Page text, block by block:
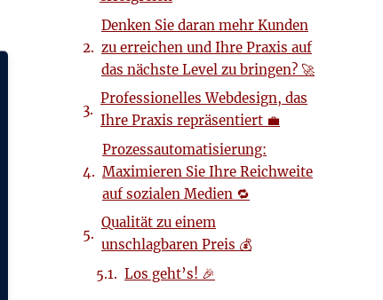
Denken Sie daran mehr Kunden
zu erreichen und Ihre Praxis auf
das nächste Level zu bringen? 🚀
Professionelles Webdesign, das
Ihre Praxis repräsentiert 💼
Prozessautomatisierung:
Maximieren Sie Ihre Reichweite
auf sozialen Medien 🔁
Qualität zu einem
unschlagbaren Preis 💰
Los geht’s! 🎉